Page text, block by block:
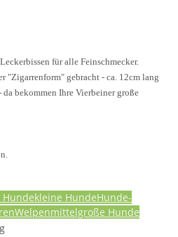
für alle Feinschmecker.
"Zigarrenform" gebracht - ca. 12cm lang
da bekommen Ihre Vierbeiner große
kleine HundeHunde-
Welpenmittelgroße Hunde